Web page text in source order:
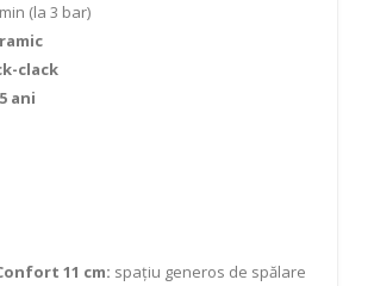
(la 3 bar)
clack
ani
11 cm: spațiu generos de spălare